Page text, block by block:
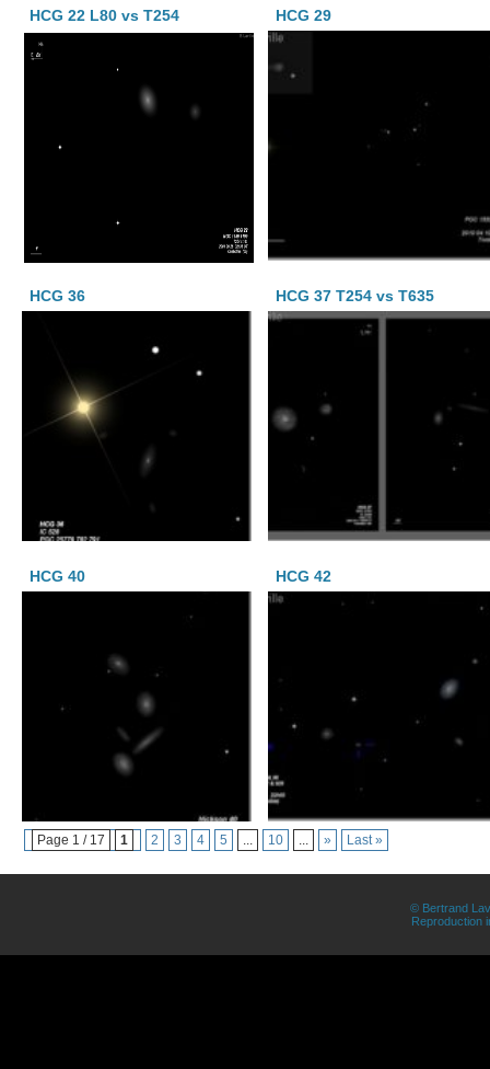
HCG 22 L80 vs T254 HCG 29
HCG 36 HCG 37 T254 vs T635
HCG 40 HCG 42
Page 1 / 17 1 2 3 4 5 ... 10 ... » Last »
© Bertrand
Reproduction